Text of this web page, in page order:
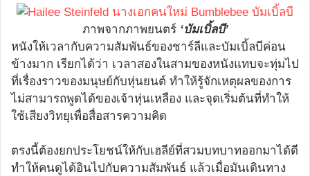
ภาพจากภาพยนตร์ ‘บัมเบิ้ลบี’
หนังให้เวลากับความสัมพันธ์ของชาร์ลีและบัมเบิ้ลบีค่อน
ข้างมาก เรียกได้ว่า เวลาสองในสามของหนังแทบจะทุ่มไป
ที่เรื่องราวของมนุษย์กับหุ่นยนต์ ทำให้รู้จักเหตุผลของการ
ไม่สามารถพูดได้ของเจ้าหุ่นเหลือง และจุดเริ่มต้นที่ทำให้
ใช้เสียงวิทยุเพื่อสื่อสารความคิด
ตรงนี้ต้องยกประโยชน์ให้กับเฮลีย์ที่สวมบทบาทออกมาได้ดี
ทำให้คนดูได้อินไปกับความสัมพันธ์ แล้วเมื่อมันเดินทาง